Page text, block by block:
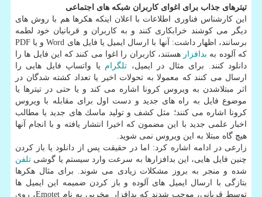
تیترهای جذاب برای اغوای كاربران شبكه های اجتماعی
این كارشناس فناوری اطلاعات با اعلان اینكه هكرها هم با روش های
دیگر می كوشند خرابكاری كنند و به كاربران و قربانیان خود لطمه
برسانند، اظهار داشت: آنها با ارسال ایمیل یا فایل های Word و یا PDF
كه آلوده به بدافزار هستند، كاربران را اغوا می كنند كه این فایل ها را
دانلود كنند. برای مثال در ایمیل، تلگرام یا واتساپ فایل هایی را
ارسال می كنند كه معمولا به تحولات اخیر یا تعداد كشته شدگان در
اثر مبتلاشدن به ویروس كرونا اشاره می كند و یا حتی در تیترها یا
موضوع فایل به راه های جدید و دست اول برای مقابله با ویروس
كرونا اشاره می كنند؛ مثل كشف و تولید ماسك های جدید یا مطالب
اخبار علمی جدید با این مضمون كه اخیرا انتشار یافته و با انجام آنها
هیچ گاه مبتلا به این ویروس نمی شوید.
زارعی در ادامه اشاره كرد: اما در حقیقت پس از دانلود یا باز كردن
چنین فایل هایی، این بدافزارها به سرعت وارد سیستم یا گوشی تلفن
شده و منجر به بروز مشكلات زیادی می شوند. برای مثال هكرها
بتازگی با ارسال ایمیل های آلوده و باز كردن ضمیمه این ایمیل ها
توسط قربانی، موجب شدند كه بدافزار مخربی به نام Emotet، روی